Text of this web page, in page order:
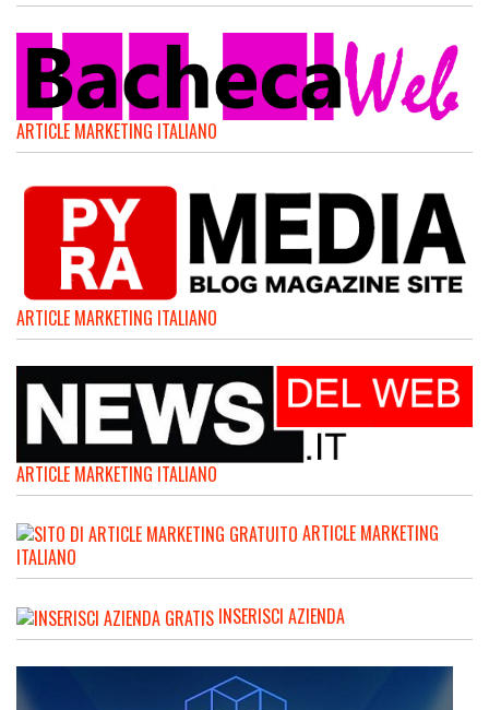
ARTICLE MARKETING ITALIANO
ARTICLE MARKETING ITALIANO
ARTICLE MARKETING ITALIANO
ARTICLE MARKETING
ITALIANO
INSERISCI AZIENDA